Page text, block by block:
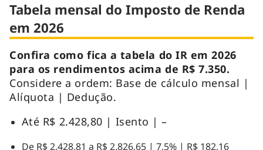
Tabela mensal do Imposto de Renda
em 2026
Confira como fica a tabela do IR em 2026
para os rendimentos acima de R$ 7.350.
Considere a ordem: Base de cálculo mensal |
Alíquota | Dedução.
Até R$ 2.428,80 | Isento | –
De R$ 2.428,81 a R$ 2.826,65 | 7,5% | R$ 182,16